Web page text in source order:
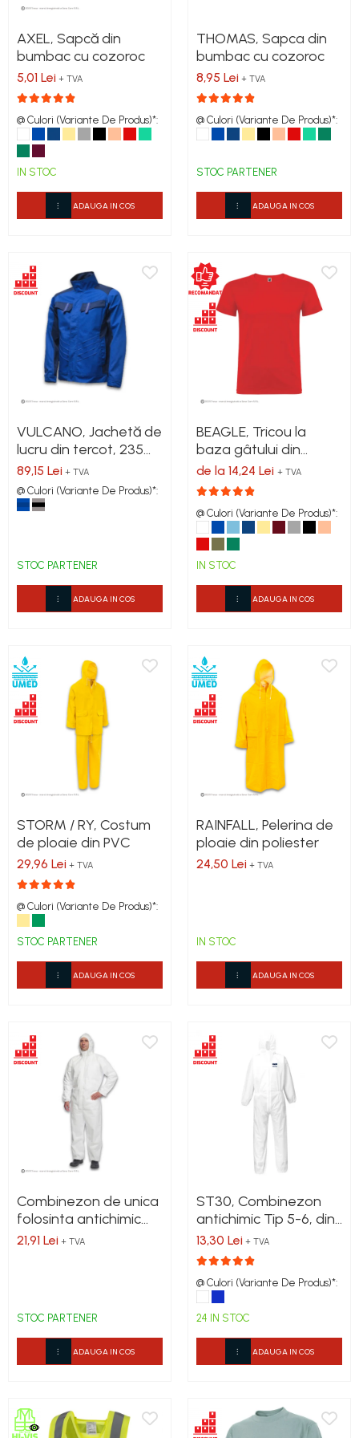
Costume | Combinezoane Ignifuge
Jachete| Bluze Ignifuge
Mânecuțe Ignifuge
Pantaloni Ignifugi
Sorturi ignifuge
AXEL, Sapcă din
bumbac cu cozoroc
5,01 Lei + TVA
@ Culori (Variante De Produs)*:
IN STOC
ADAUGA IN COS
THOMAS, Sapca din
bumbac cu cozoroc
8,95 Lei + TVA
@ Culori (Variante De Produs)*:
STOC PARTENER
ADAUGA IN COS
VULCANO, Jachetă de
lucru din tercot, 235
g/mp
89,15 Lei + TVA
@ Culori (Variante De Produs)*:
STOC PARTENER
ADAUGA IN COS
BEAGLE, Tricou la
baza gâtului din
bumbac 100%, 155
g/mp
de la 14,24 Lei + TVA
@ Culori (Variante De Produs)*:
IN STOC
ADAUGA IN COS
STORM / RY, Costum
de ploaie din PVC
29,96 Lei + TVA
@ Culori (Variante De Produs)*:
STOC PARTENER
ADAUGA IN COS
RAINFALL, Pelerina de
ploaie din poliester
24,50 Lei + TVA
IN STOC
ADAUGA IN COS
Combinezon de unica
folosinta antichimic
Tip 5-6, din
21,91 Lei + TVA
STOC PARTENER
ADAUGA IN COS
ST30, Combinezon
antichimic Tip 5-6, din
polipropilena [PP]
13,30 Lei + TVA
@ Culori (Variante De Produs)*:
24 IN STOC
ADAUGA IN COS